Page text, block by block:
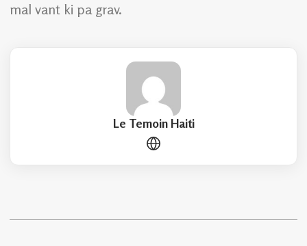
mal vant ki pa grav.
Le Temoin Haiti